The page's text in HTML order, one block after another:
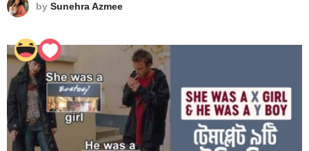
by Sunehra Azmee